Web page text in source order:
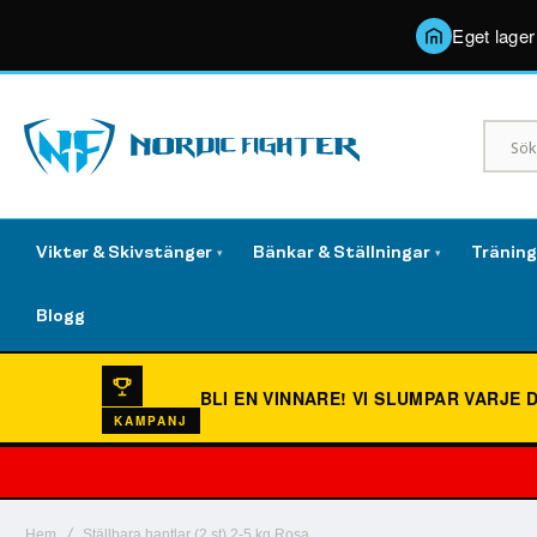
Eget
Vikter & Skivstänger ▾ Bänkar & Ställningar ▾
Blogg
KAMPANJ
BLI EN VINNARE!VI SLUMPAR VARJE